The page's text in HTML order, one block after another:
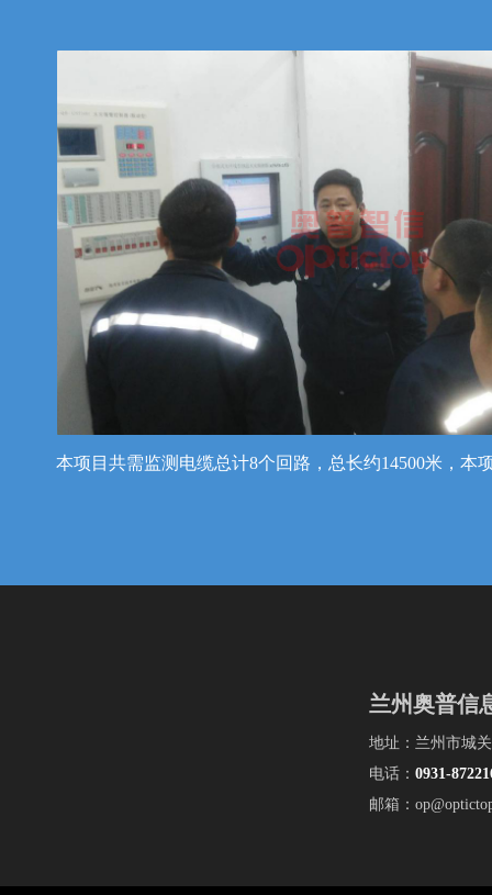
本项目共需监测电缆总计8个回路，总长约14500米，
兰州奥普信
地址：兰州市城
电话： 0931-
邮箱：